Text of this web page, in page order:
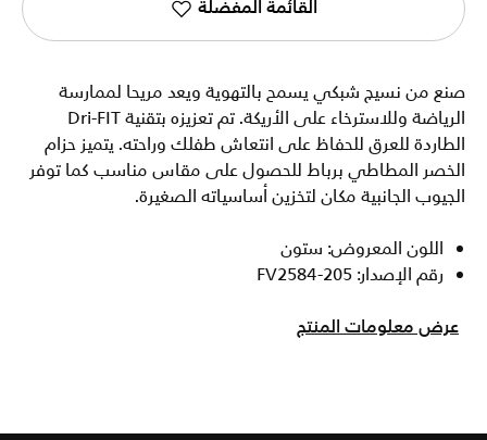
القائمة المفضلة
صنع من نسيج شبكي يسمح بالتهوية ويعد مريحا لممارسة
الرياضة وللاسترخاء على الأريكة. تم تعزيزه بتقنية Dri-FIT
الطاردة للعرق للحفاظ على انتعاش طفلك وراحته. يتميز حزام
الخصر المطاطي برباط للحصول على مقاس مناسب كما توفر
الجيوب الجانبية مكان لتخزين أساسياته الصغيرة.
اللون المعروض: ستون
رقم الإصدار: FV2584-205
عرض معلومات المنتج